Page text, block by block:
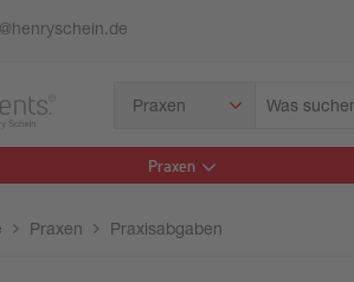
Praxen
suchen
Sie?
Praxen
Praxen Praxisabgaben